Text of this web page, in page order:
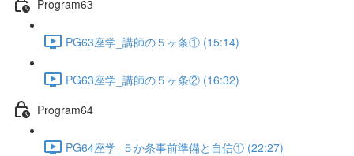
Program63
PG63座学_講師の５ヶ条① (15:14)
PG63座学_講師の５ヶ条② (16:32)
Program64
PG64座学_５か条事前準備と自信① (22:27)